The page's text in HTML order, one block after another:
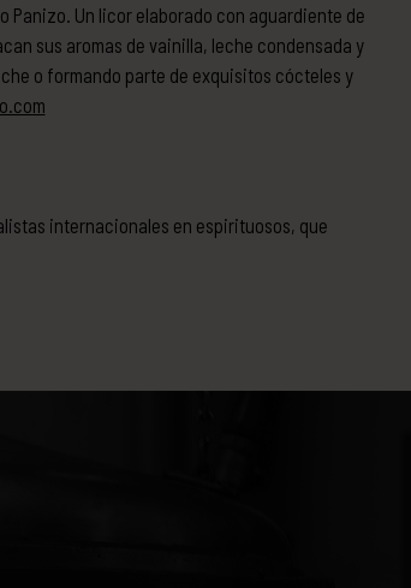
Panizo. Un licor elaborado con aguardiente de
sus aromas de vainilla, leche condensada y
o formando parte de exquisitos cócteles y
internacionales en espirituosos, que